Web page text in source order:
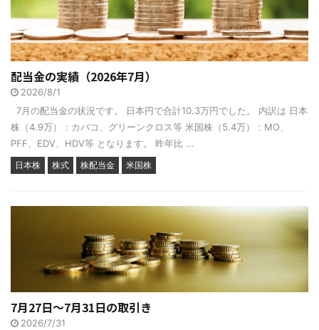
配当金の実績（2026年7月）
2026/8/1
7月の配当金の状況です。 日本円で合計10.3万円でした。 内訳は 日本
株（4.9万）：カバコ、グリーンクロス等 米国株（5.4万）：MO、
PFF、EDV、HDV等 となります。 昨年比 ...
日本株 株式 株配当金 米国株
7月27日～7月31日の取引き
2026/7/31